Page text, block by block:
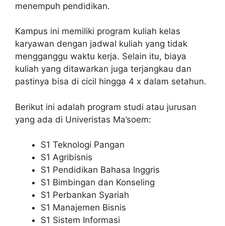
menempuh pendidikan.
Kampus ini memiliki program kuliah kelas
karyawan dengan jadwal kuliah yang tidak
mengganggu waktu kerja. Selain itu, biaya
kuliah yang ditawarkan juga terjangkau dan
pastinya bisa di cicil hingga 4 x dalam setahun.
Berikut ini adalah program studi atau jurusan
yang ada di Univeristas Ma’soem:
S1 Teknologi Pangan
S1 Agribisnis
S1 Pendidikan Bahasa Inggris
S1 Bimbingan dan Konseling
S1 Perbankan Syariah
S1 Manajemen Bisnis
S1 Sistem Informasi